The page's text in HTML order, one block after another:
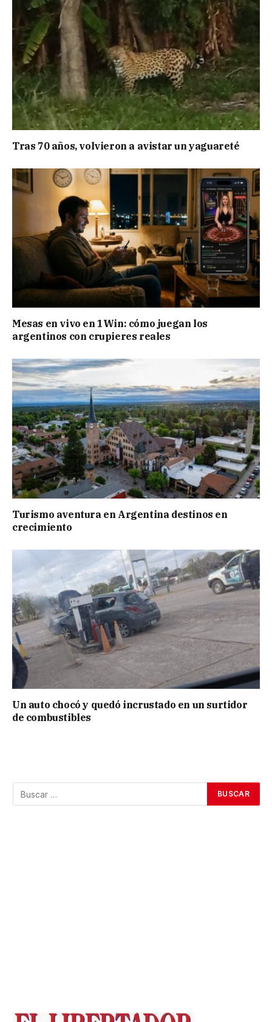
Tras 70 años, volvieron a avistar un yaguareté
Mesas en vivo en 1Win: cómo juegan los
argentinos con crupieres reales
Turismo aventura en Argentina destinos en
crecimiento
Un auto chocó y quedó incrustado en un surtidor
de combustibles